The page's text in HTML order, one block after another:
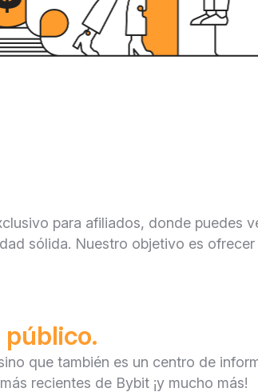
para afiliados, donde puedes
sólida. Nuestro objetivo es ofrecer
que también es un centro de
recientes de Bybit ¡y mucho más!